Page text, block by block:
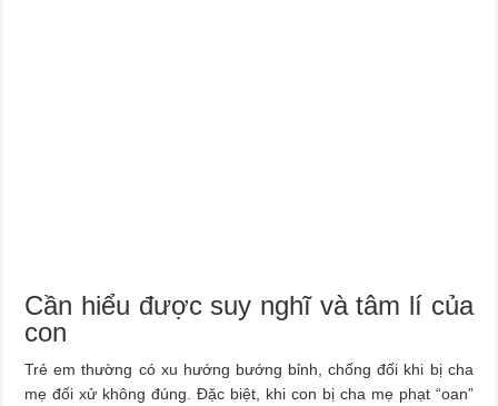
Cần hiểu được suy nghĩ và tâm lí của
con
Trẻ em thường có xu hướng bướng bỉnh, chống đối khi bị cha
mẹ đối xử không đúng. Đặc biệt, khi con bị cha mẹ phạt “oan”